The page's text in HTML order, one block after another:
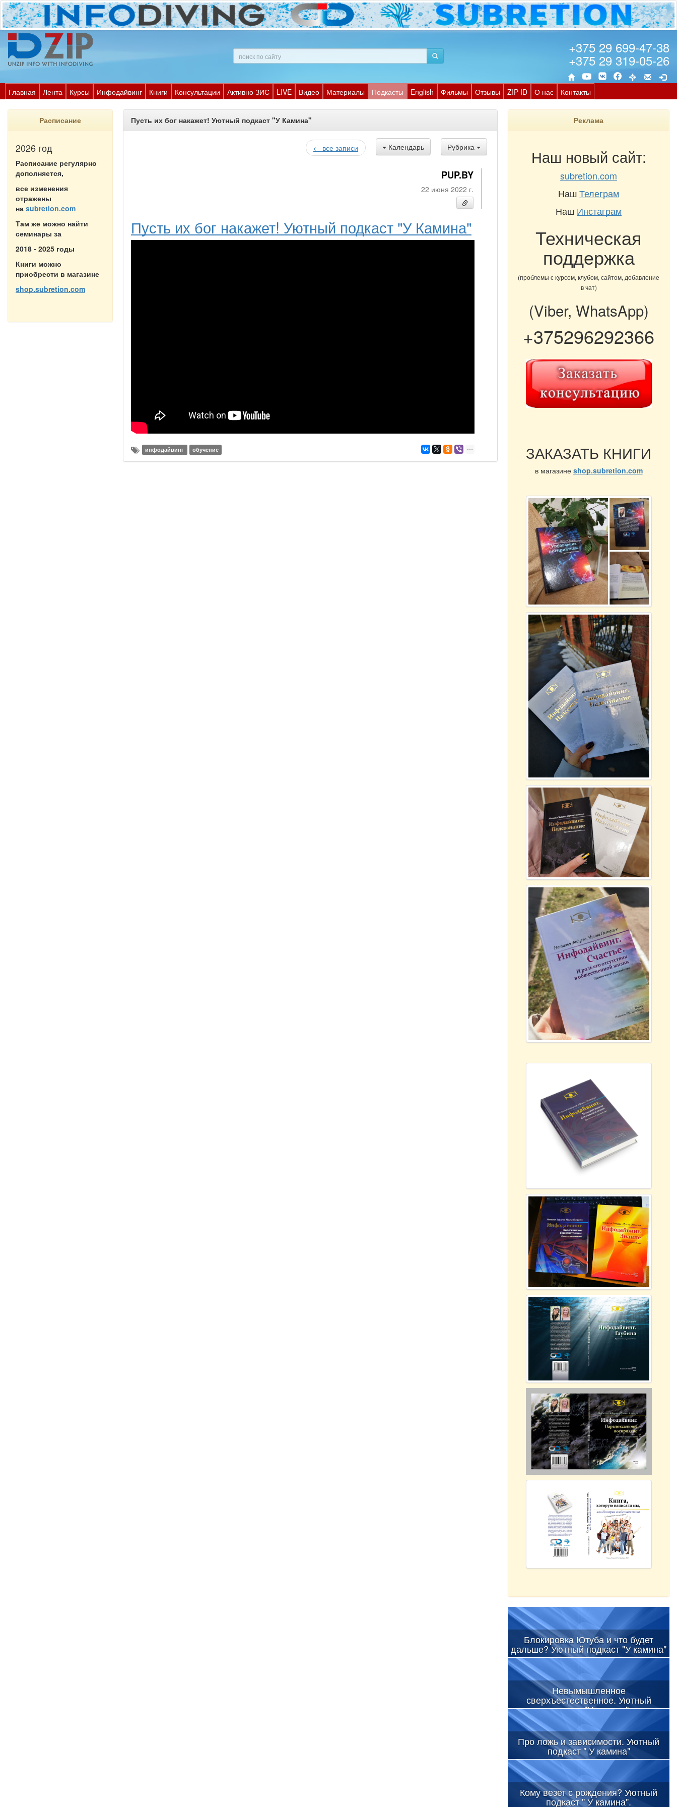
+375 29 699-47-38
+375 29 319-05-26
Главная Лента Курсы Инфодайвинг Книги Консультации Активно ЗИС LIVE Видео Материалы Подкасты English Фильмы Отзывы ZIP ID О нас Контакты
Расписание
2026 год
Расписание регулярно
дополняется,
все изменения
отражены
на subretion.com
Там же можно найти
семинары за
2018 - 2025 годы
Книги можно
приобрести в магазине
shop.subretion.com
Пусть их бог накажет! Уютный подкаст "У Камина"
Рубрика
Календарь
← все записи
PUP.BY
22 июня 2022 г.
Пусть их бог накажет! Уютный подкаст "У Камина"
инфодайвинг обучение
Реклама
Наш новый сайт:
subretion.com
НашТелеграм
Наш Инстаграм
Техническая
поддержка
(проблемы с курсом, клубом, сайтом, добавление
в чат)
(Viber, WhatsApp)
+375296292366
ЗАКАЗАТЬ КНИГИ
в магазине shop.subretion.com
Блокировка Ютуба и что будет
дальше? Уютный подкаст "У камина"
Невымышленное
сверхъестественное. Уютный
подкаст "У камина"
Про ложь и зависимости. Уютный
подкаст " У камина"
Кому везет с рождения? Уютный
подкаст " У камина".